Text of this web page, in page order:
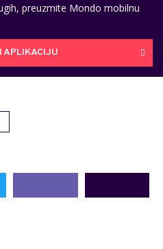
preuzmite Mondo mobilnu
APLIKACIJU